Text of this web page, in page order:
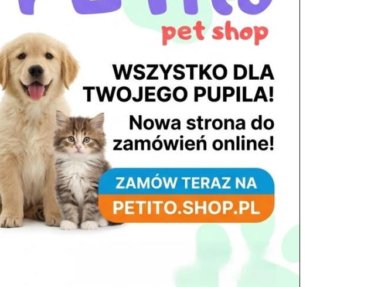
pon. – piąt. 10.00 – 19.00
sob. 8.00 – 15.00
niedz. zamknięte